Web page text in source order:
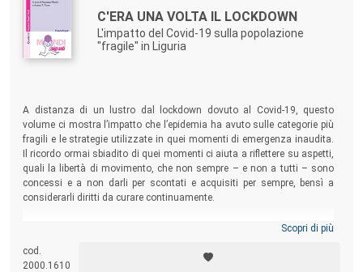
C'ERA UNA VOLTA IL LOCKDOWN
L'impatto del Covid-19 sulla popolazione
"fragile" in Liguria
A distanza di un lustro dal lockdown dovuto al Covid-19, questo
volume ci mostra l’impatto che l’epidemia ha avuto sulle categorie più
fragili e le strategie utilizzate in quei momenti di emergenza inaudita.
Il ricordo ormai sbiadito di quei momenti ci aiuta a riflettere su aspetti,
quali la libertà di movimento, che non sempre – e non a tutti – sono
concessi e a non darli per scontati e acquisiti per sempre, bensì a
considerarli diritti da curare continuamente.
Scopri di più
cod.
2000.1610